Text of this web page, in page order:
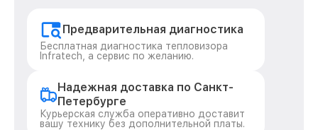
Предварительная диагностика
Бесплатная диагностика тепловизора
Infratech, а сервис по желанию.
Надежная доставка по Санкт-
Петербурге
Курьерская служба оперативно доставит
вашу технику без дополнительной платы.